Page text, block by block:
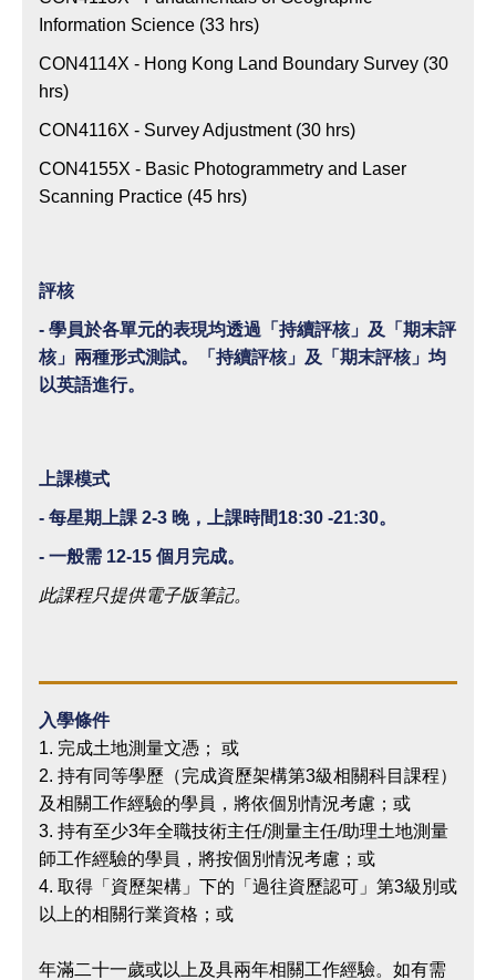
狀
態
Information Science (33 hrs)
CON4114X - Hong Kong Land Boundary Survey (30
hrs)
CON4116X - Survey Adjustment (30 hrs)
CON4155X - Basic Photogrammetry and Laser
Scanning Practice (45 hrs)
評核
- 學員於各單元的表現均透過「持續評核」及「期末評
核」兩種形式測試。「持續評核」及「期末評核」均
以英語進行。
上課模式
- 每星期上課 2-3 晚，上課時間18:30 -21:30。
- 一般需 12-15 個月完成。
此課程只提供電子版筆記。
入學條件
1. 完成土地測量文憑； 或
2. 持有同等學歷（完成資歷架構第3級相關科目課程）
及相關工作經驗的學員，將依個別情況考慮；或
3. 持有至少3年全職技術主任/測量主任/助理土地測量
師工作經驗的學員，將按個別情況考慮；或
4. 取得「資歷架構」下的「過往資歷認可」第3級別或
以上的相關行業資格；或
年滿二十一歲或以上及具兩年相關工作經驗。如有需